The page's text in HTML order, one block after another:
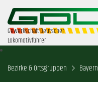
Gewerkschaft Deutscher
Lokomotivführer
Bezirke & Ortsgruppen Bayern